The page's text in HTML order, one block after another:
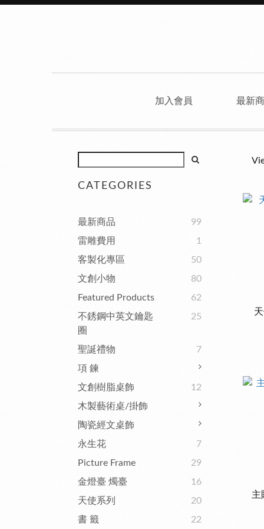
加入會員 最新
CATEGORIES
最新商品
99
雷雕費用
1
客製化專區
50
文創小物
80
Featured Products
62
不銹鋼中英文鑰匙
圈
25
聖誕禮物
7
項 鍊
文創樹脂桌飾
12
木製藝術桌/掛飾
陶瓷經文桌飾
永生花
7
Picture Frame
29
金燈臺 燭臺
16
天使系列
20
書 籤
22
主